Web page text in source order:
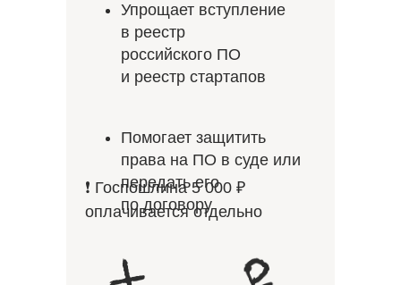
❗ Госпошлина 5 000 ₽
оплачивается отдельно
Упрощает вступление
в реестр
российского ПО
и реестр стартапов
Помогает защитить
права на ПО в суде или
передать его
по договору